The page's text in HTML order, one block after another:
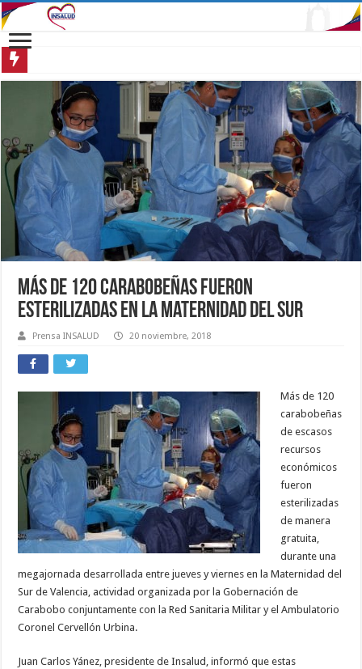
Más de 120 carabobeñas fueron
esterilizadas en la Maternidad del Sur
Prensa INSALUD 20 noviembre, 2018
Más de 120
carabobeñas
de escasos
recursos
económicos
fueron
esterilizadas
de manera
gratuita,
durante una
megajornada desarrollada entre jueves y viernes en la Maternidad del
Sur de Valencia, actividad organizada por la Gobernación de
Carabobo conjuntamente con la Red Sanitaria Militar y el Ambulatorio
Coronel Cervellón Urbina.
Juan Carlos Yánez, presidente de Insalud, informó que estas